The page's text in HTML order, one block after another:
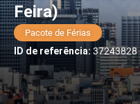
Feira)
Pacote de Férias
ID de referência: 37243828